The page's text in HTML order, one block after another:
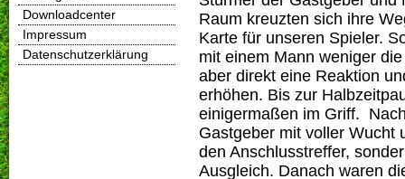
Downloadcenter
Impressum
Datenschutzerklärung
Raum kreuzten sich ihre
Karte für unseren Spieler.
mit einem Mann weniger
aber direkt eine Reaktion
erhöhen. Bis zur
einigermaßen im Griff.
Gastgeber mit voller Wucht
den Anschlusstreffer,
Ausgleich. Danach waren